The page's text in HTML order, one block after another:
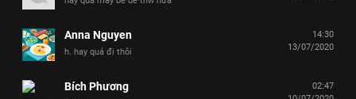
Anna Nguyen
h. hay quá đi thôi
14:30
13/07/2020
Bích Phương
02:47